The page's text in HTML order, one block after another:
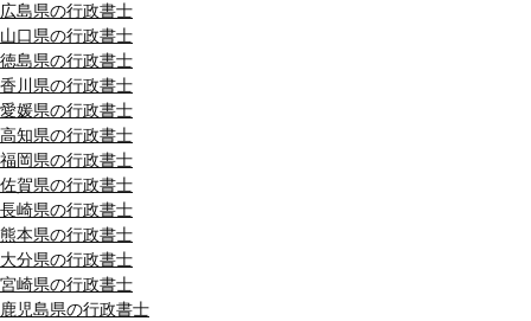
広島県の行政書士
山口県の行政書士
徳島県の行政書士
香川県の行政書士
愛媛県の行政書士
高知県の行政書士
福岡県の行政書士
佐賀県の行政書士
長崎県の行政書士
熊本県の行政書士
大分県の行政書士
宮崎県の行政書士
鹿児島県の行政書士